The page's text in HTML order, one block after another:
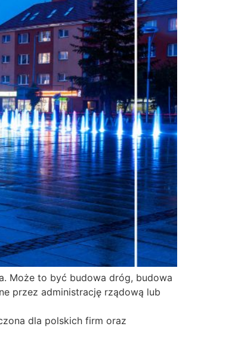
Może to być budowa dróg, budowa
przez administrację rządową lub
dla polskich firm oraz